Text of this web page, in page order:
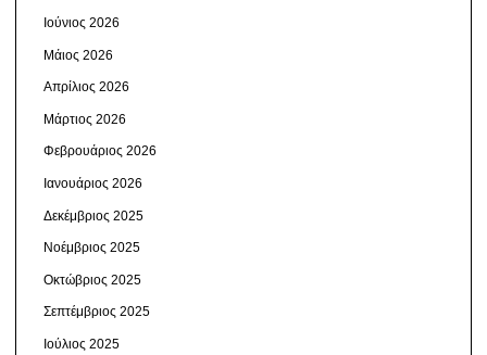
Ιούνιος 2026
Μάιος 2026
Απρίλιος 2026
Μάρτιος 2026
Φεβρουάριος 2026
Ιανουάριος 2026
Δεκέμβριος 2025
Νοέμβριος 2025
Οκτώβριος 2025
Σεπτέμβριος 2025
Ιούλιος 2025